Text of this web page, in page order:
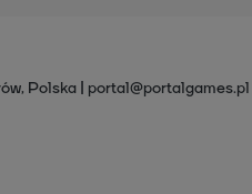
Polska portal@portalgames.pl